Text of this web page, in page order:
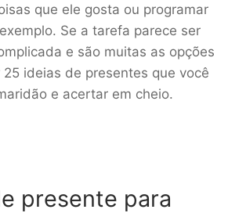
que ele gosta ou programar
Se a tarefa parece ser
e são muitas as opções
ideias de presentes que você
e acertar em cheio.
presente para